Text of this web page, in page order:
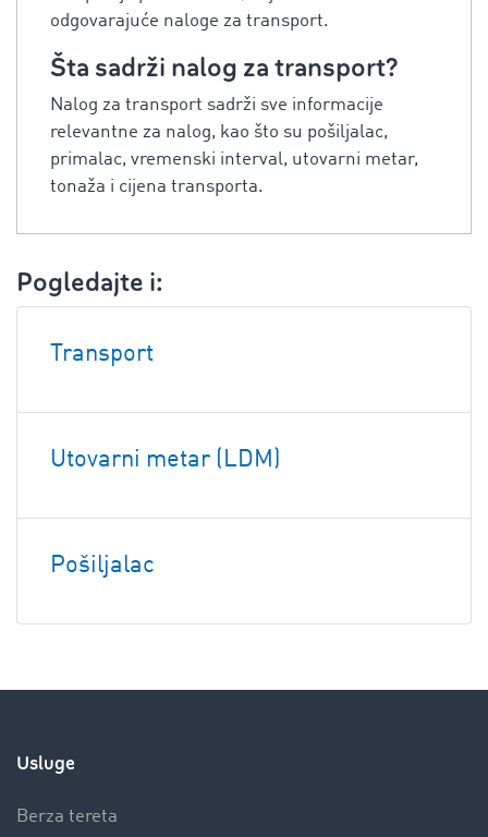
odgovarajuće naloge za transport.
Šta sadrži nalog za transport?
Nalog za transport sadrži sve informacije
relevantne za nalog, kao što su pošiljalac,
primalac, vremenski interval, utovarni metar,
tonaža i cijena transporta.
Pogledajte i:
Transport
Utovarni metar (LDM)
Pošiljalac
Usluge
Berza tereta